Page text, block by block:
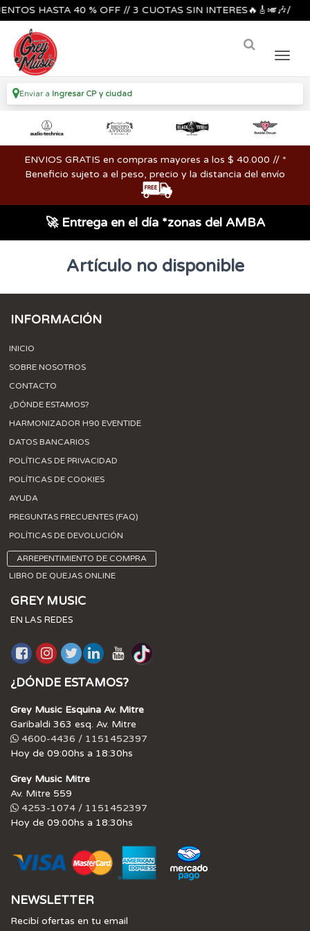
HASTA 40 % OFF // 3 CUOTAS SIN INTERES🔥🎸🎺🎶/
Enviar a Ingresar CP y ciudad
ENVIOS GRATIS en compras mayores a los $ 40.000 // *
Beneficio sujeto a el peso, precio y la distancia del envío
🚀 Entrega en el día *zonas del AMBA
Artículo no disponible
INFORMACIÓN
INICIO
SOBRE NOSOTROS
CONTACTO
¿DÓNDE ESTAMOS?
HARMONIZADOR H90 EVENTIDE
DATOS BANCARIOS
POLÍTICAS DE PRIVACIDAD
POLÍTICAS DE COOKIES
AYUDA
PREGUNTAS FRECUENTES (FAQ)
POLÍTICAS DE DEVOLUCIÓN
ARREPENTIMIENTO DE COMPRA
LIBRO DE QUEJAS ONLINE
GREY MUSIC
EN LAS REDES
¿DÓNDE ESTAMOS?
Grey Music Esquina Av. Mitre
Garibaldi 363 esq. Av. Mitre
4600-4436 / 1151452397
Hoy de 09:00hs a 18:30hs
Grey Music Mitre
Av. Mitre 559
4253-1074 / 1151452397
Hoy de 09:00hs a 18:30hs
NEWSLETTER
Recibí ofertas en tu email